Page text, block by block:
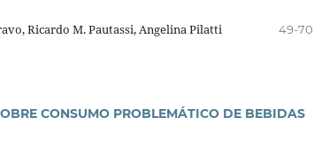
Ricardo M. Pautassi, Angelina Pilatti 49-70
CONSUMO PROBLEMÁTICO DE BEBIDAS